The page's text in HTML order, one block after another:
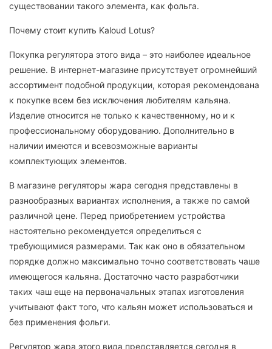
существовании такого элемента, как фольга.
Почему стоит купить Kaloud Lotus?
Покупка регулятора этого вида – это наиболее идеальное
решение. В интернет-магазине присутствует огромнейший
ассортимент подобной продукции, которая рекомендована
к покупке всем без исключения любителям кальяна.
Изделие относится не только к качественному, но и к
профессиональному оборудованию. Дополнительно в
наличии имеются и всевозможные варианты
комплектующих элементов.
В магазине регуляторы жара сегодня представлены в
разнообразных вариантах исполнения, а также по самой
различной цене. Перед приобретением устройства
настоятельно рекомендуется определиться с
требующимися размерами. Так как оно в обязательном
порядке должно максимально точно соответствовать чаше
имеющегося кальяна. Достаточно часто разработчики
таких чаш еще на первоначальных этапах изготовления
учитывают факт того, что кальян может использоваться и
без применения фольги.
Регулятор жара этого вида представляется сегодня в